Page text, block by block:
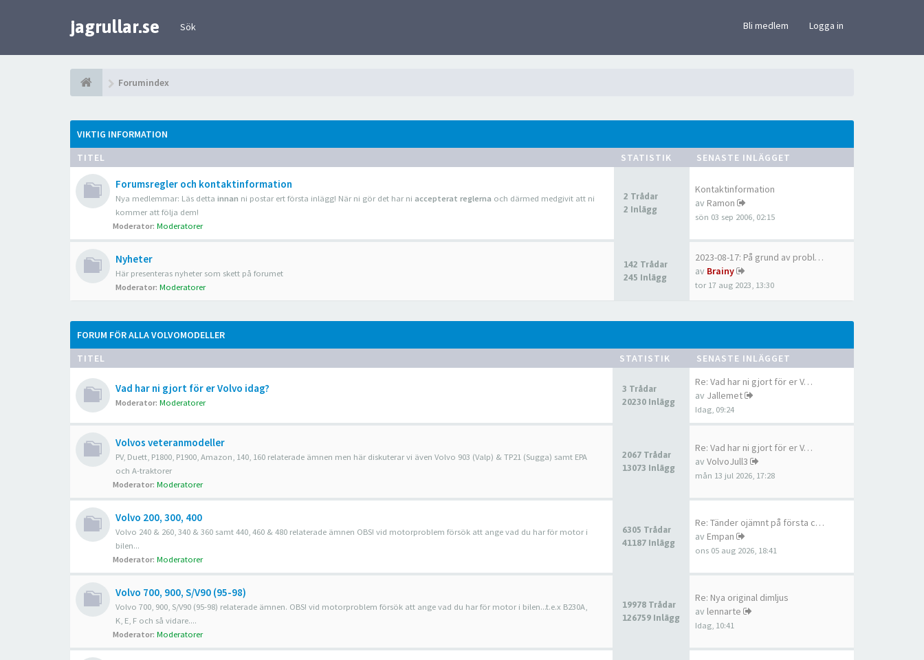
jagrullar.se Sök Bli medlem Logga in
Forumindex
VIKTIG INFORMATION
TITEL
STATISTIK SENASTE INLÄGGET
Forumsregler och kontaktinformation
Nya medlemmar: Läs detta innan ni postar ert första inlägg! När ni gör det har ni accepterat reglerna och därmed medgivit att ni
kommer att följa dem!
Moderator: Moderatorer
2 Trådar
2 Inlägg
Kontaktinformation
av Ramon
sön 03 sep 2006, 02:15
Nyheter
Här presenteras nyheter som skett på forumet
Moderator: Moderatorer
142 Trådar
245 Inlägg
2023-08-17: På grund av probl…
av Brainy
tor 17 aug 2023, 13:30
FORUM FÖR ALLA VOLVOMODELLER
TITEL
STATISTIK SENASTE INLÄGGET
Vad har ni gjort för er Volvo idag?
Moderator: Moderatorer
3 Trådar
20230 Inlägg
Re: Vad har ni gjort för er V…
av Jallemet
Idag, 09:24
Volvos veteranmodeller
PV, Duett, P1800, P1900, Amazon, 140, 160 relaterade ämnen men här diskuterar vi även Volvo 903 (Valp) & TP21 (Sugga) samt EPA
och A-traktorer
Moderator: Moderatorer
2067 Trådar
13073 Inlägg
Re: Vad har ni gjort för er V…
av VolvoJull3
mån 13 jul 2026, 17:28
Volvo 200, 300, 400
Volvo 240 & 260, 340 & 360 samt 440, 460 & 480 relaterade ämnen OBS! vid motorproblem försök att ange vad du har för motor i
bilen...
Moderator: Moderatorer
6305 Trådar
41187 Inlägg
Re: Tänder ojämnt på första c…
av Empan
ons 05 aug 2026, 18:41
Volvo 700, 900, S/V90 (95-98)
Volvo 700, 900, S/V90 (95-98) relaterade ämnen. OBS! vid motorproblem försök att ange vad du har för motor i bilen...t.e.x B230A,
K, E, F och så vidare....
Moderator: Moderatorer
19978 Trådar
126759 Inlägg
Re: Nya original dimljus
av lennarte
Idag, 10:41